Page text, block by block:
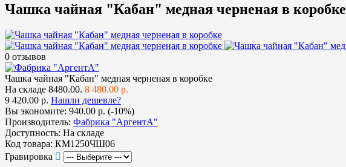
Чашка чайная "Кабан" медная черненая в коробке
0 отзывов
Чашка чайная "Кабан" медная черненая в коробке
На складе 8480.00. 8 480.00 р.
9 420.00 р. Нашли дешевле?
Вы экономите: 940.00 р. (-10%)
Производитель: Фабрика "АргентА"
Доступность: На складе
Код товара: КМ1250ЧШ06
Гравировка